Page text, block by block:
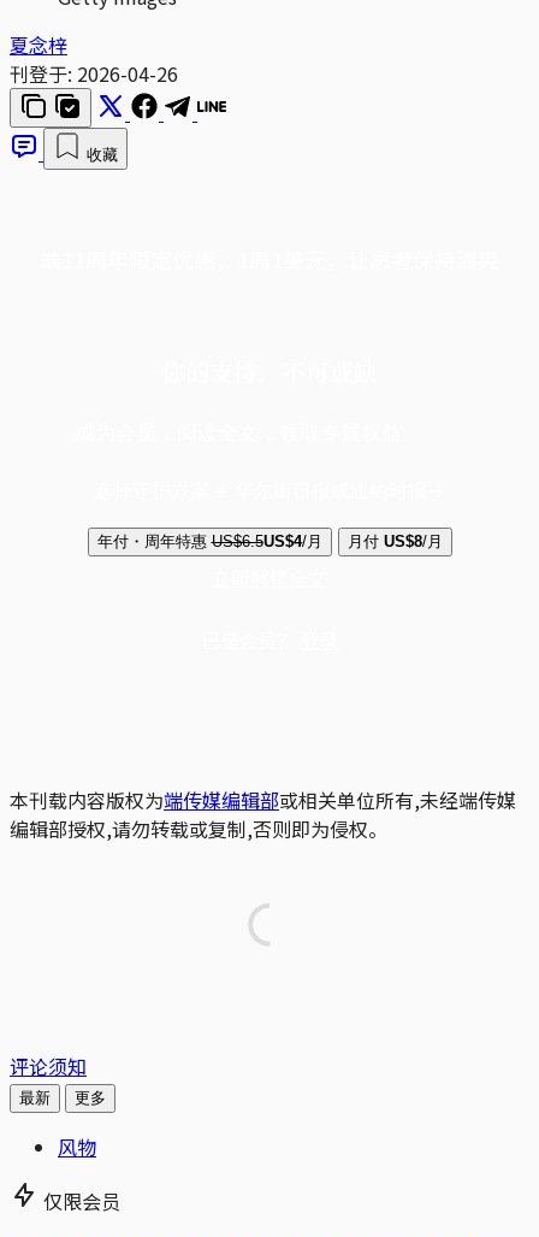
夏念梓
刊登于: 2026-04-26
收藏
年付・周年特惠 US$6.5US$4/月 月付 US$8/月
本刊载内容版权为端传媒编辑部或相关单位所有,未经端传媒
编辑部授权,请勿转载或复制,否则即为侵权。
评论须知
最新 更多
风物
仅限会员